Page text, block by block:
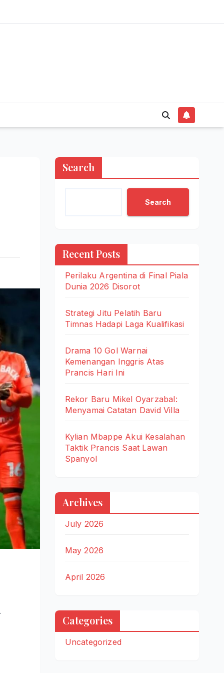
Search
Search
Recent Posts
Perilaku Argentina di Final Piala
Dunia 2026 Disorot
Strategi Jitu Pelatih Baru
Timnas Hadapi Laga Kualifikasi
Drama 10 Gol Warnai
Kemenangan Inggris Atas
Prancis Hari Ini
Rekor Baru Mikel Oyarzabal:
Menyamai Catatan David Villa
Kylian Mbappe Akui Kesalahan
Taktik Prancis Saat Lawan
Spanyol
Archives
July 2026
May 2026
April 2026
Categories
Uncategorized